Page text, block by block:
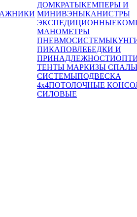
ДОМКРАТЫКЕМПЕРЫ И
МИНИВЭНЫКАНИСТРЫ
ЭКСПЕДИЦИОННЫЕ
МАНОМЕТРЫ
ПНЕВМОСИСТЕМЫ
ПИКАПОВЛЕБЕДКИ И
ПРИНАДЛЕЖНОСТИ
ТЕНТЫ МАРКИЗЫ
СИСТЕМЫПОДВЕСКА
4x4ПОТОЛОЧНЫЕ
СИЛОВЫЕ